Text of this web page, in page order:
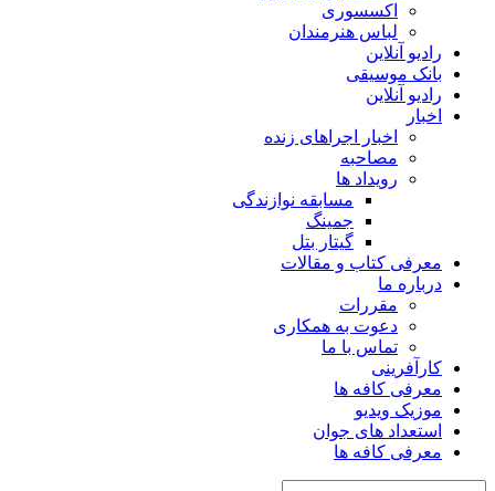
اکسسوری
لباس هنرمندان
رادیو آنلاین
بانک موسیقی
رادیو آنلاین
اخبار
اخبار اجراهای زنده
مصاحبه
رویداد ها
مسابقه نوازندگی
جمینگ
گیتار بتل
معرفی کتاب و مقالات
درباره ما
مقررات
دعوت به همکاری
تماس با ما
کارآفرینی
معرفی کافه ها
موزیک ویدیو
استعداد های جوان
معرفی کافه ها